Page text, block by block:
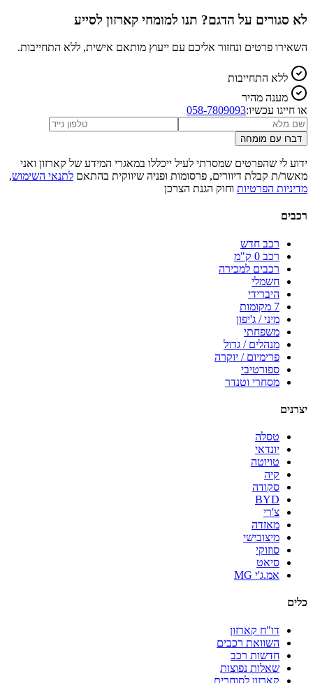
לא סגורים על הדגם? תנו למומחי קארזון לסייע
השאירו פרטים ונחזור אליכם עם ייעוץ מותאם אישית, ללא התחייבות.
ללא התחייבות
מענה מהיר
או חייגו עכשיו:058-7809093
דברו עם מומחה
ידוע לי שהפרטים שמסרתי לעיל ייכללו במאגרי המידע של קארזון ואני
מאשר/ת קבלת דיוורים, פרסומות ופניה שיווקית בהתאם לתנאי השימוש,
מדיניות הפרטיות וחוק הגנת הצרכן
רכבים
רכב חדש
רכב 0 ק"מ
רכבים למכירה
חשמלי
היברידי
7 מקומות
מיני / ג'יפון
משפחתי
מנהלים / גדול
פרימיום / יוקרה
ספורטיבי
מסחרי וטנדר
יצרנים
טסלה
יונדאי
טויוטה
קיה
סקודה
BYD
צ'רי
מאזדה
מיצובישי
סוזוקי
סיאט
אמ.ג'י MG
כלים
דו"ח קארזון
השוואת רכבים
חדשות רכב
שאלות נפוצות
קארזון לסוחרים